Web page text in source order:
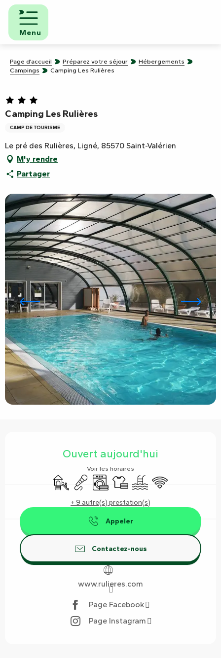
Aller
contenu
principal
Menu
Page d’accueil Préparez votre séjour
Hébergements
Campings
Camping Les Rulières
Camping Les Rulières
CAMP DE TOURISME
Le pré des Rulières, Ligné, 85570 Saint-Valérien
M'y rendre
Partager
Ouvert aujourd'hui
Voir les horaires
Jeux pour enfants / Espace jeux
AnimationLave lingeDraps et linge
PiscineWiFi
+ 9 autre(s) prestation(s)
Appeler
Contactez-nous
www.rulieres.com
Page Facebook
Page Instagram